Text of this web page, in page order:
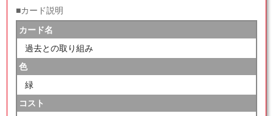
■カード説明
カード名
過去との取り組み
色
緑
コスト